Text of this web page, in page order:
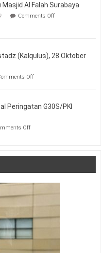
Al Falah Surabaya
Comments Offon
Masjid
Falah
(Kalqulus), 28 Oktober
Offon
Al
Ala
2017
Peringatan G30S/PKI
Offon
Peringatan
bersama